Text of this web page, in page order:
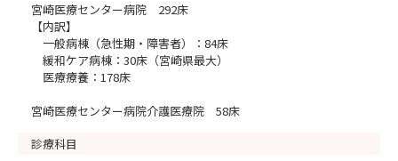
宮崎医療センター病院 292床
【内訳】
一般病棟（急性期・障害者）：84床
緩和ケア病棟：30床（宮崎県最大）
医療療養：178床
宮崎医療センター病院介護医療院 58床
診療科目